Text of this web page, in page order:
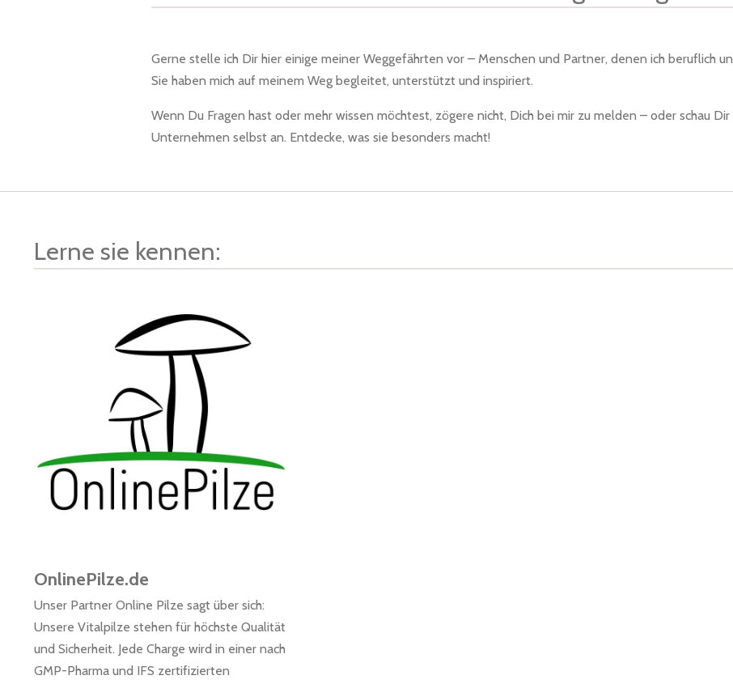
Gerne stelle ich Dir hier einige meiner Weggefährten vor – Menschen und Partner, denen ich beruflich
Sie haben mich auf meinem Weg begleitet, unterstützt und inspiriert.
Wenn Du Fragen hast oder mehr wissen möchtest, zögere nicht, Dich bei mir zu melden – oder schau
Unternehmen selbst an. Entdecke, was sie besonders macht!
Lerne sie kennen:
OnlinePilze.de
Unser Partner Online Pilze sagt über sich:
Unsere Vitalpilze stehen für höchste Qualität
und Sicherheit. Jede Charge wird in einer nach
GMP-Pharma und IFS zertifizierten